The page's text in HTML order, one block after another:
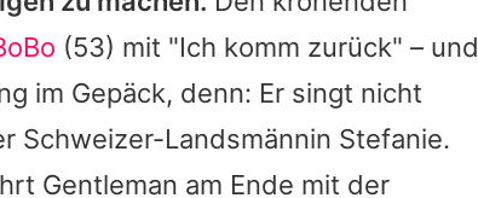
(53) mit "Ich komm zurück" – und
im Gepäck, denn: Er singt nicht
Schweizer-Landsmännin Stefanie.
Gentleman am Ende mit der